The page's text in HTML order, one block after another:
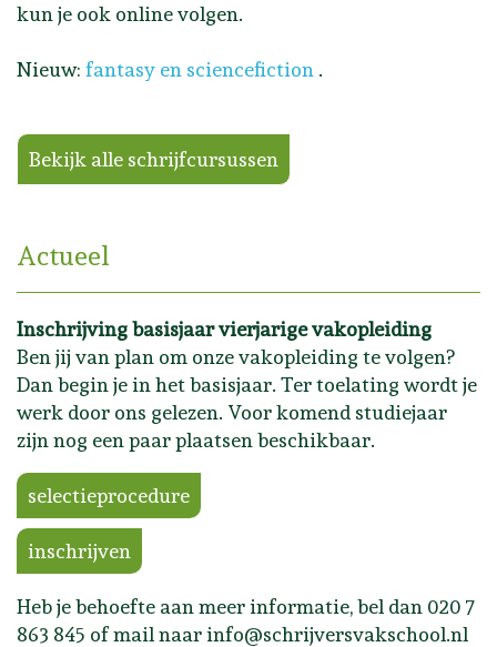
kun je ook online volgen.
Nieuw: fantasy en sciencefiction .
Bekijk alle schrijfcursussen
Actueel
Inschrijving basisjaar vierjarige vakopleiding
Ben jij van plan om onze vakopleiding te volgen?
Dan begin je in het basisjaar. Ter toelating wordt je
werk door ons gelezen. Voor komend studiejaar
zijn nog een paar plaatsen beschikbaar.
selectieprocedure
inschrijven
Heb je behoefte aan meer informatie, bel dan 020 7
863 845 of mail naar info@schrijversvakschool.nl